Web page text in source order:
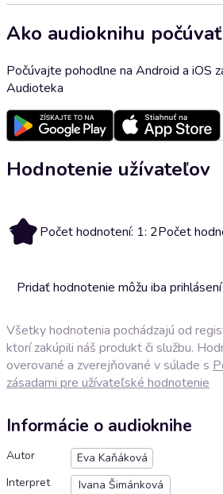
Ako audioknihu počúvať
Počúvajte pohodlne na Android a iOS
Audioteka
Hodnotenie užívateľov
2 Počet hodnotení: 1: 2Počet
Pridať hodnotenie môžu iba
Všetky hodnotenia pochádzajú od
ktorí zakúpili náš produkt či službu.
overované a zverejňované v súlade s
zásadami pre užívateľské hodnotenie
Informácie o audioknihe
Autor
Eva Kaňáková
Interpret
Ivana Šimánková